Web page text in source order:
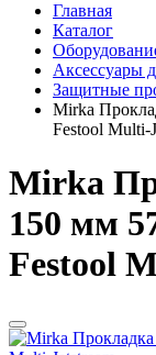
Главная
Каталог
Аксессуары
Защитные
Mirka
Festool Multi-
Mirka
150 мм
Festool